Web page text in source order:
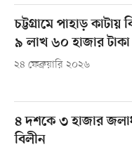
চট্টগ্রামে পাহাড় কাটায়
৯ লাখ ৬০ হাজার টাকা
২৪ ফেব্রুয়ারি ২০২৬
৪ দশকে ৩ হাজার
বিলীন